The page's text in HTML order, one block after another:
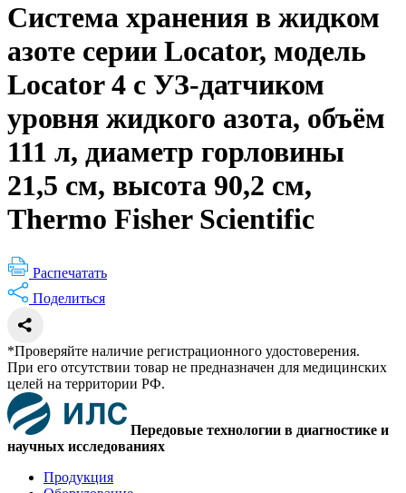
Система хранения в жидком
азоте серии Locator, модель
Locator 4 с УЗ-датчиком
уровня жидкого азота, объём
111 л, диаметр горловины
21,5 см, высота 90,2 см,
Thermo Fisher Scientific
Распечатать
Поделиться
*Проверяйте наличие регистрационного удостоверения.
При его отсутствии товар не предназначен для медицинских
целей на территории РФ.
Передовые технологии в диагностике и
научных исследованиях
Продукция